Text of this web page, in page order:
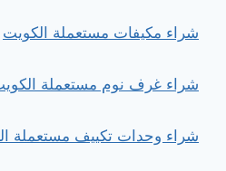
شراء مكيفات مستعملة الكويت
شراء غرف نوم مستعملة
شراء وحدات تكييف مستعملة